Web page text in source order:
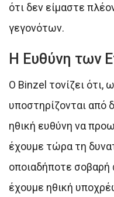
ότι δεν είμαστε
γεγονότων.
Η Ευθύνη των
Ο Binzel τονίζει ότι,
υποστηρίζονται από
ηθική ευθύνη να
έχουμε τώρα τη
οποιαδήποτε σοβαρή
έχουμε ηθική